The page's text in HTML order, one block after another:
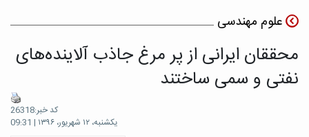
علوم مهندسی
محققان ایرانی از پر مرغ جاذب آلاینده‌های
نفتی و سمی ساختند
کد خبر:26318
یکشنبه، ۱۲ شهریور، ۱۳۹۶ | 09:31